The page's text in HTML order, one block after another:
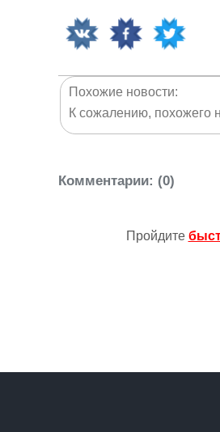
Похожие новости:
К сожалению, похожего
Комментарии: (0)
Пройдите